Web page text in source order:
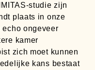
studie zijn
plaats in onze
ongeveer
kamer
zich moet kunnen
kans bestaat